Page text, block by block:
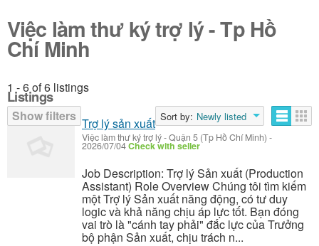
Việc làm thư ký trợ lý - Tp Hồ
Chí Minh
1 - 6 of 6 listings
Show filters
Sort by: Newly listed
Listings
Trợ lý sản xuất
Việc làm thư ký trợ lý-Quận 5 (Tp Hồ Chí Minh) -
2026/07/04Check with seller
Job Description: Trợ lý Sản xuất (Production
Assistant) Role Overview Chúng tôi tìm kiếm
một Trợ lý Sản xuất năng động, có tư duy
logic và khả năng chịu áp lực tốt. Bạn đóng
vai trò là "cánh tay phải" đắc lực của Trưởng
bộ phận Sản xuất, chịu trách n...